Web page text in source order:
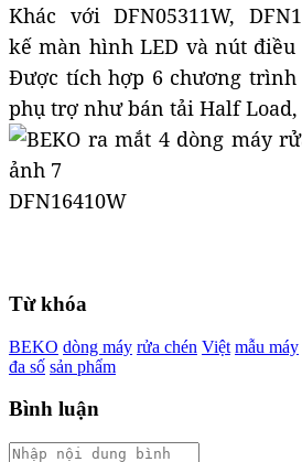
Khác với DFN05311W,
kế màn hình LED và nút
Được tích hợp 6 chương
phụ trợ như bán tải Half Load,
DFN16410W
Từ khóa
BEKO dòng máy rửa chén Việt mẫu máy
đa số sản phẩm
Bình luận